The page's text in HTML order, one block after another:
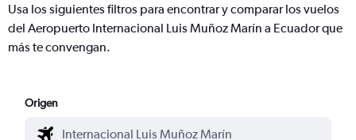
Usa los siguientes filtros para encontrar y comparar los vuelos
del Aeropuerto Internacional Luis Muñoz Marín a Ecuador que
más te convengan.
Origen